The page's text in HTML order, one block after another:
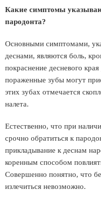
Какие симптомы
пародонта?
Основными симптомами,
деснами, являются боль,
покраснение десневого
пораженные зубы могут
этих зубах отмечается
налета.
Естественно, что при
срочно обратиться к
прикладывание к деснам
коренным способом
Совершенно понятно, что
излечиться невозможно.